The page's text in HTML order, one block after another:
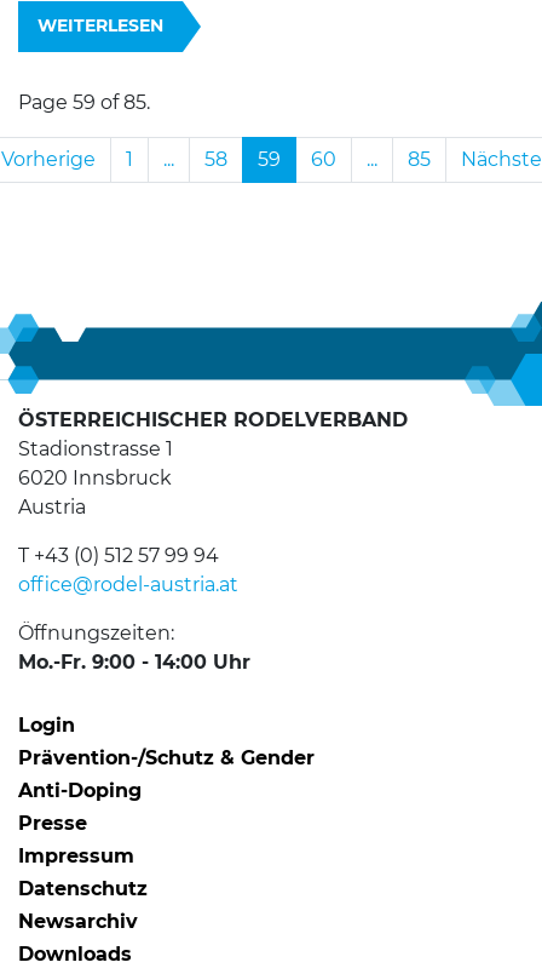
WEITERLESEN
Page 59 of 85.
Vorherige 1 ... 58 59 60 ... 85 Nächste
ÖSTERREICHISCHER RODELVERBAND
Stadionstrasse 1
6020 Innsbruck
Austria
T +43 (0) 512 57 99 94
office@rodel-austria.at
Öffnungszeiten:
Mo.-Fr. 9:00 - 14:00 Uhr
Login
Prävention-/Schutz & Gender
Anti-Doping
Presse
Impressum
Datenschutz
Newsarchiv
Downloads